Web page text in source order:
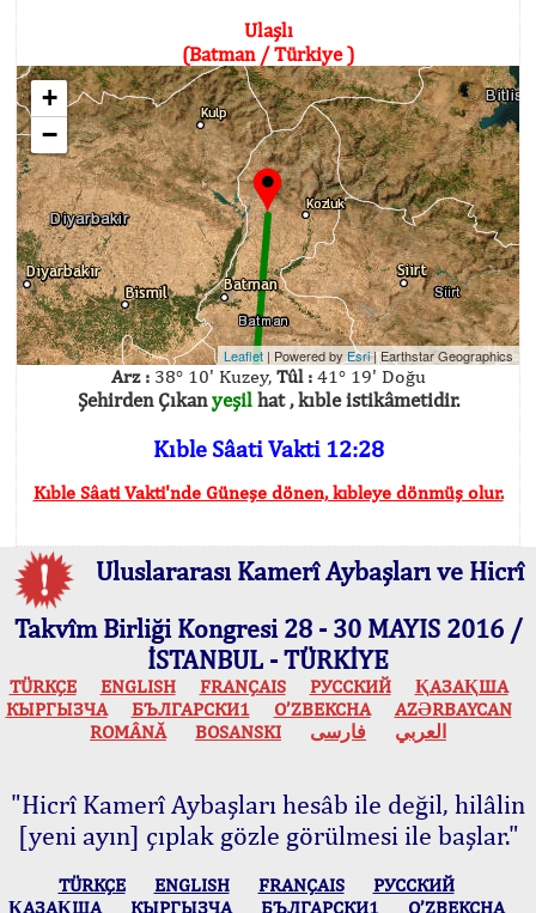
Ulaşlı
(Batman / Türkiye )
+
−
Leaflet | Powered by Esri|Earthstar Geographics
Arz :38° 10' Kuzey, Tûl :41° 19' Doğu
Şehirden Çıkanyeşilhat , kıble istikâmetidir.
Kıble Sâati Vakti 12:28
Kıble Sâati Vakti'nde Güneşe dönen, kıbleye dönmüş olur.
Uluslararası Kamerî Aybaşları ve Hicrî
Takvîm Birliği Kongresi 28 - 30 MAYIS 2016 /
İSTANBUL - TÜRKİYE
TÜRKÇE ENGLISH FRANÇAIS РУССКИЙ
ҚАЗАҚША
КЫPГЫЗЧA
БЪЛГАРСКИ1 O’ZBEKCHA
AZӘRBAYCAN
ROMÂNĂ
BOSANSKI العربي فارسی
"Hicrî Kamerî Aybaşları hesâb ile değil, hilâlin
[yeni ayın] çıplak gözle görülmesi ile başlar."
TÜRKÇE ENGLISH FRANÇAIS
РУССКИЙ
ҚАЗАҚША
КЫPГЫЗЧA БЪЛГАРСКИ1 O’ZBEKCHA